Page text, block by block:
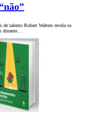
de talento Robert Walters revela os
durante…